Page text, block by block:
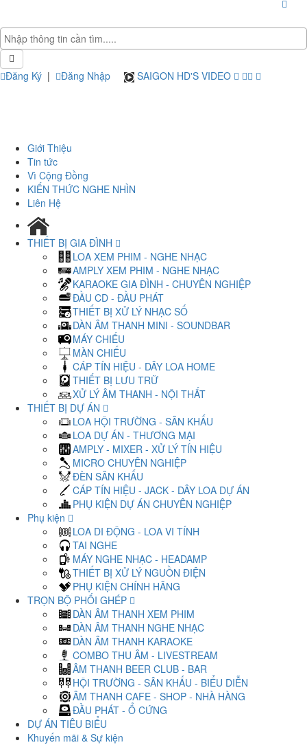
Đăng Ký | Đăng Nhập SAIGON HD'S VIDEO
Giới Thiệu
Tin tức
Vì Cộng Đồng
KIẾN THỨC NGHE NHÌN
Liên Hệ
THIẾT BỊ GIA ĐÌNH
LOA XEM PHIM - NGHE NHẠC
AMPLY XEM PHIM - NGHE NHẠC
KARAOKE GIA ĐÌNH - CHUYÊN NGHIỆP
ĐẦU CD - ĐẦU PHÁT
THIẾT BỊ XỬ LÝ NHẠC SỐ
DÀN ÂM THANH MINI - SOUNDBAR
MÁY CHIẾU
MÀN CHIẾU
CÁP TÍN HIỆU - DÂY LOA HOME
THIẾT BỊ LƯU TRỮ
XỬ LÝ ÂM THANH - NỘI THẤT
THIẾT BỊ DỰ ÁN
LOA HỘI TRƯỜNG - SÂN KHẤU
LOA DỰ ÁN - THƯƠNG MẠI
AMPLY - MIXER - XỬ LÝ TÍN HIỆU
MICRO CHUYÊN NGHIỆP
ĐÈN SÂN KHẤU
CÁP TÍN HIỆU - JACK - DÂY LOA DỰ ÁN
PHỤ KIỆN DỰ ÁN CHUYÊN NGHIỆP
Phụ kiện
LOA DI ĐỘNG - LOA VI TÍNH
TAI NGHE
MÁY NGHE NHẠC - HEADAMP
THIẾT BỊ XỬ LÝ NGUỒN ĐIỆN
PHỤ KIỆN CHÍNH HÃNG
TRỌN BỘ PHỐI GHÉP
DÀN ÂM THANH XEM PHIM
DÀN ÂM THANH NGHE NHẠC
DÀN ÂM THANH KARAOKE
COMBO THU ÂM - LIVESTREAM
ÂM THANH BEER CLUB - BAR
HỘI TRƯỜNG - SÂN KHẤU - BIỂU DIỄN
ÂM THANH CAFE - SHOP - NHÀ HÀNG
ĐẦU PHÁT - Ổ CỨNG
DỰ ÁN TIÊU BIỂU
Khuyến mãi & Sự kiện